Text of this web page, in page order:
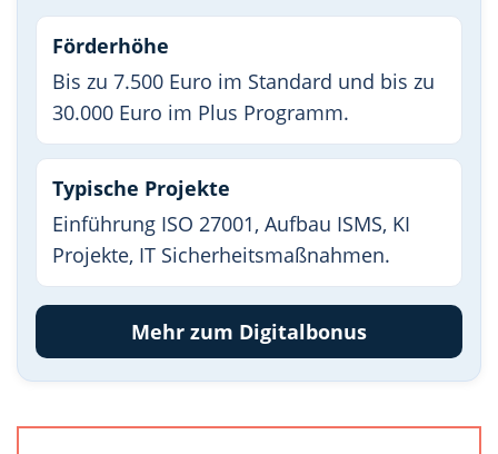
Förderhöhe
Bis zu 7.500 Euro im Standard und bis zu
30.000 Euro im Plus Programm.
Typische Projekte
Einführung ISO 27001, Aufbau ISMS, KI
Projekte, IT Sicherheitsmaßnahmen.
Mehr zum Digitalbonus